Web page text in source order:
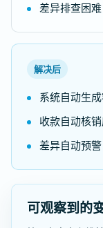
差异排查困难
解决后
系统自动生
收款自动核
差异自动预警
可观察到的